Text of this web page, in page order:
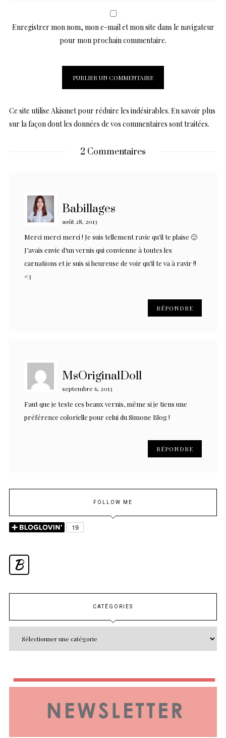
Enregistrer mon nom, mon e-mail et mon site dans le navigateur
pour mon prochain commentaire.
Ce site utilise Akismet pour réduire les indésirables. En savoir plus
sur la façon dont les données de vos commentaires sont traitées.
2 Commentaires
Babillages
août 28, 2013
Merci merci merci ! Je suis tellement ravie qu’il te plaise 🙂
J’avais envie d’un vernis qui convienne à toutes les
carnations et je suis si heureuse de voir qu’il te va à ravir !!
<3
RÉPONDRE
MsOriginalDoll
septembre 6, 2013
Faut que je teste ces beaux vernis, même si je tiens une
préférence colorielle pour celui du Simone Blog !
RÉPONDRE
FOLLOW ME
B
CATÉGORIES